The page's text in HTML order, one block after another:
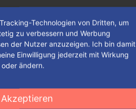
Brauchtum
Technologien von Dritten, um
zu verbessern und Werbung
der Nutzer anzuzeigen. Ich bin damit
Einwilligung jederzeit mit Wirkung
ändern.
Akzeptieren